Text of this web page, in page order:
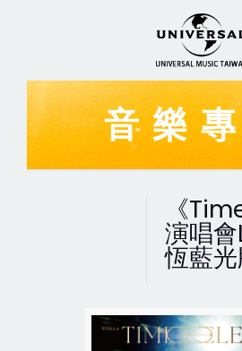
音樂
《
演唱
恆藍